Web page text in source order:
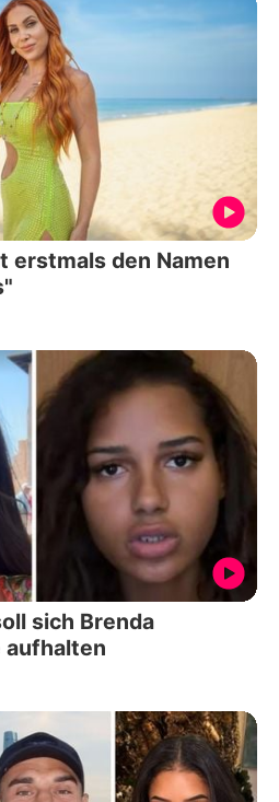
erstmals den Namen
sich Brenda
aufhalten